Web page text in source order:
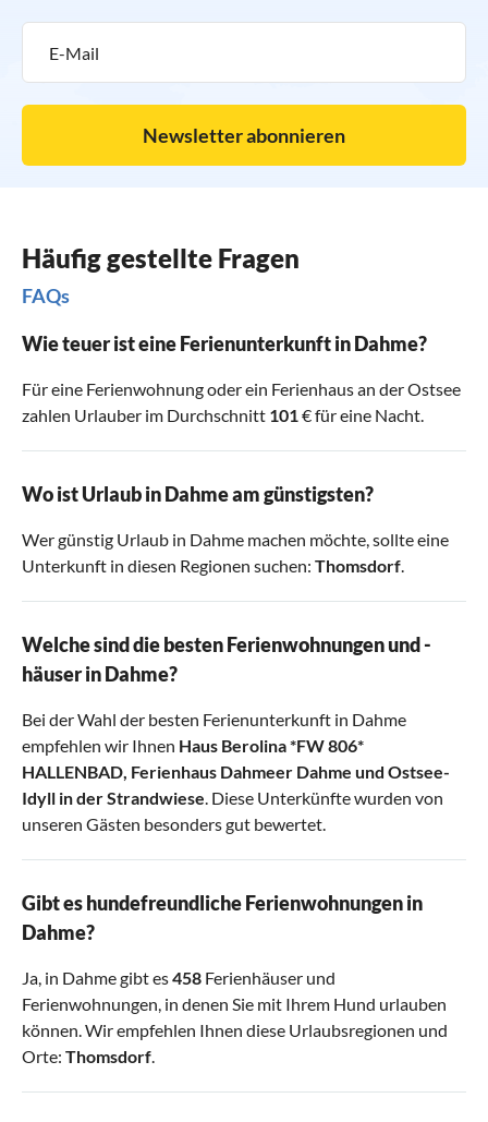
- unvergessliche Ferien nahe der Steilküste garantiert!
Newsletter abonnieren
Häufig gestellte Fragen
FAQs
Wie teuer ist eine Ferienunterkunft in Dahme?
Für eine Ferienwohnung oder ein Ferienhaus an der Ostsee
zahlen Urlauber im Durchschnitt 101€ für eine Nacht.
Wo ist Urlaub in Dahme am günstigsten?
Wer günstig Urlaub in Dahme machen möchte, sollte eine
Unterkunft in diesen Regionen suchen: Thomsdorf.
Welche sind die besten Ferienwohnungen und -
häuser in Dahme?
Bei der Wahl der besten Ferienunterkunft in Dahme
empfehlen wir Ihnen Haus Berolina *FW 806*
HALLENBAD, Ferienhaus Dahmeer Dahme und Ostsee-
Idyll in der Strandwiese. Diese Unterkünfte wurden von
unseren Gästen besonders gut bewertet.
Gibt es hundefreundliche Ferienwohnungen in
Dahme?
Ja, in Dahme gibt es458 Ferienhäuser und
Ferienwohnungen, in denen Sie mit Ihrem Hund urlauben
können. Wir empfehlen Ihnen diese Urlaubsregionen und
Orte: Thomsdorf.